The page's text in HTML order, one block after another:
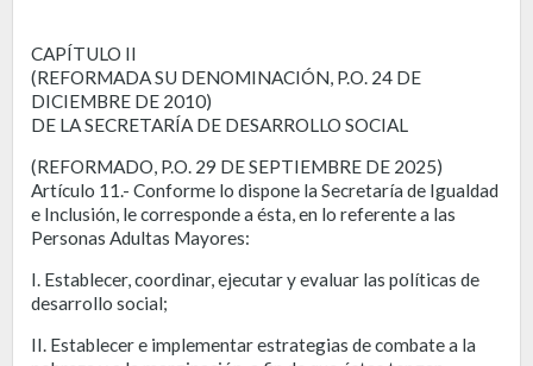
CAPÍTULO II
(REFORMADA SU DENOMINACIÓN, P.O. 24 DE
DICIEMBRE DE 2010)
DE LA SECRETARÍA DE DESARROLLO SOCIAL
(REFORMADO, P.O. 29 DE SEPTIEMBRE DE 2025)
Artículo 11.- Conforme lo dispone la Secretaría de Igualdad
e Inclusión, le corresponde a ésta, en lo referente a las
Personas Adultas Mayores:
I. Establecer, coordinar, ejecutar y evaluar las políticas de
desarrollo social;
II. Establecer e implementar estrategias de combate a la